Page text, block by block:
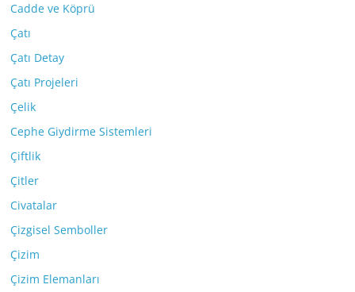
Cadde ve Köprü
Çatı
Çatı Detay
Çatı Projeleri
Çelik
Cephe Giydirme Sistemleri
Çiftlik
Çitler
Civatalar
Çizgisel Semboller
Çizim
Çizim Elemanları